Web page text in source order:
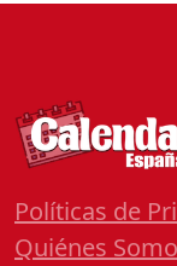
Políticas de
Quiénes